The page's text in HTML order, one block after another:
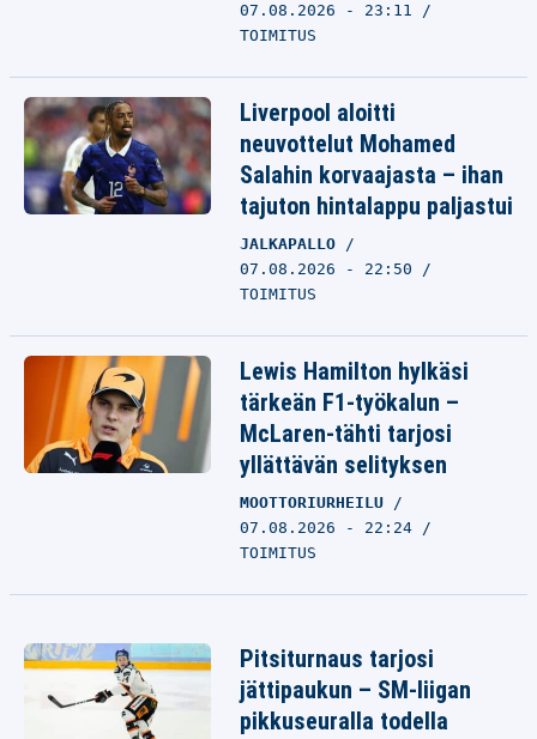
07.08.2026 - 23:11
TOIMITUS
Liverpool aloitti
neuvottelut Mohamed
Salahin korvaajasta – ihan
tajuton hintalappu paljastui
JALKAPALLO
07.08.2026 - 22:50
TOIMITUS
Lewis Hamilton hylkäsi
tärkeän F1-työkalun –
McLaren-tähti tarjosi
yllättävän selityksen
MOOTTORIURHEILU
07.08.2026 - 22:24
TOIMITUS
Pitsiturnaus tarjosi
jättipaukun – SM-liigan
pikkuseuralla todella